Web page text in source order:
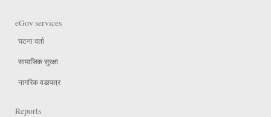
eGov services
घटना दर्ता
सामाजिक सुरक्षा
नागरिक वडापत्र
Reports